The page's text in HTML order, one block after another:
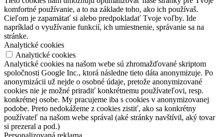
komfortné používanie, a to na základe toho, ako ich používaš.
Cieľom je zapamätať si alebo predpokladať Tvoje voľby. Ide
napríklad o využívanie funkcií, ich umiestnenie, správanie sa na
stránke.
Analytické cookies
Analytické cookies
Analytické cookies na našom webe sú zhromažďované skriptom
spoločnosti Google Inc., ktorá následne tieto dáta anonymizuje. Po
anonymizácii už nejde o osobné údaje, pretože anonymizované
cookies nie je možné priradiť konkrétnemu používateľovi, resp.
konkrétnej osobe. My pracujeme iba s cookies v anonymizovanej
podobe. Preto nedokážeme z cookies zistiť, ako sa konkrétny
používateľ na našom webe správal (aké stránky navštívil, aký tovar
si prezeral a pod.)
Personalizovaná reklama